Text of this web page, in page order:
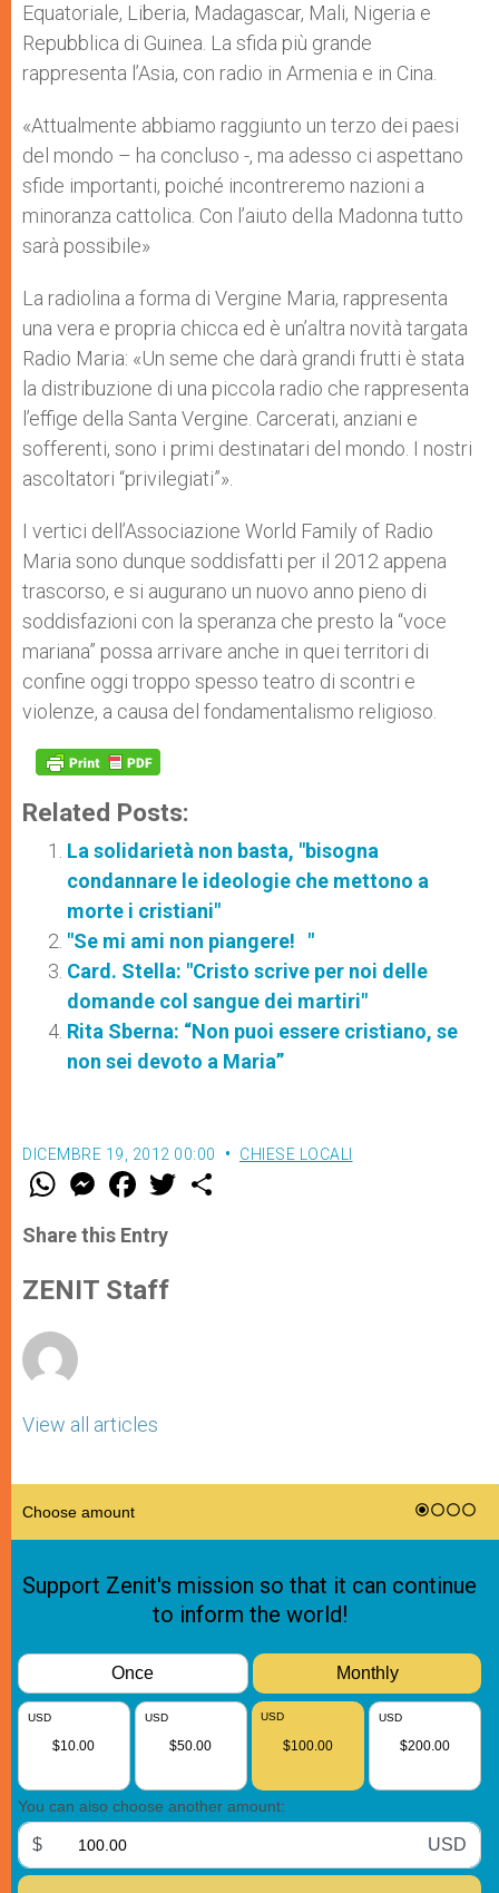
Equatoriale, Liberia, Madagascar, Mali, Nigeria e
Repubblica di Guinea. La sfida più grande
rappresenta l’Asia, con radio in Armenia e in Cina.
«Attualmente abbiamo raggiunto un terzo dei paesi
del mondo – ha concluso -, ma adesso ci aspettano
sfide importanti, poiché incontreremo nazioni a
minoranza cattolica. Con l’aiuto della Madonna tutto
sarà possibile»
La radiolina a forma di Vergine Maria, rappresenta
una vera e propria chicca ed è un’altra novità targata
Radio Maria: «Un seme che darà grandi frutti è stata
la distribuzione di una piccola radio che rappresenta
l’effige della Santa Vergine. Carcerati, anziani e
sofferenti, sono i primi destinatari del mondo. I nostri
ascoltatori “privilegiati”».
I vertici dell’Associazione World Family of Radio
Maria sono dunque soddisfatti per il 2012 appena
trascorso, e si augurano un nuovo anno pieno di
soddisfazioni con la speranza che presto la “voce
mariana” possa arrivare anche in quei territori di
confine oggi troppo spesso teatro di scontri e
violenze, a causa del fondamentalismo religioso.
Related Posts:
La solidarietà non basta, "bisogna
condannare le ideologie che mettono a
morte i cristiani"
"Se mi ami non piangere! "
Card. Stella: "Cristo scrive per noi delle
domande col sangue dei martiri"
Rita Sberna: “Non puoi essere cristiano, se
non sei devoto a Maria”
DICEMBRE 19, 2012 00:00 CHIESE LOCALI
W
t
s
p
p
M
e
s
e
g
e
F
a
e
b
o
k
w
Share this Entry
ZENIT Staff
View all articles